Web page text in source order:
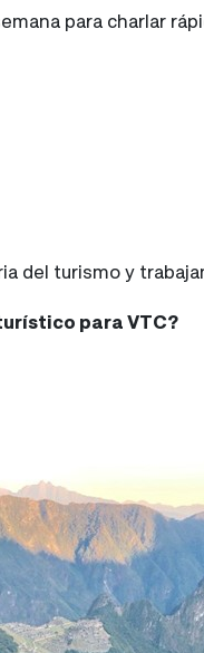
para charlar
del turismo y
para VTC?